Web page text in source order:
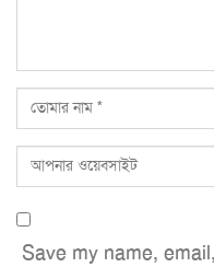
Save my name,